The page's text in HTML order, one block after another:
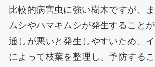
比較的病害虫に強い樹木ですが、
ムシやハマキムシが発生すること
通しが悪いと発生しやすいため、
によって枝葉を整理し、予防する